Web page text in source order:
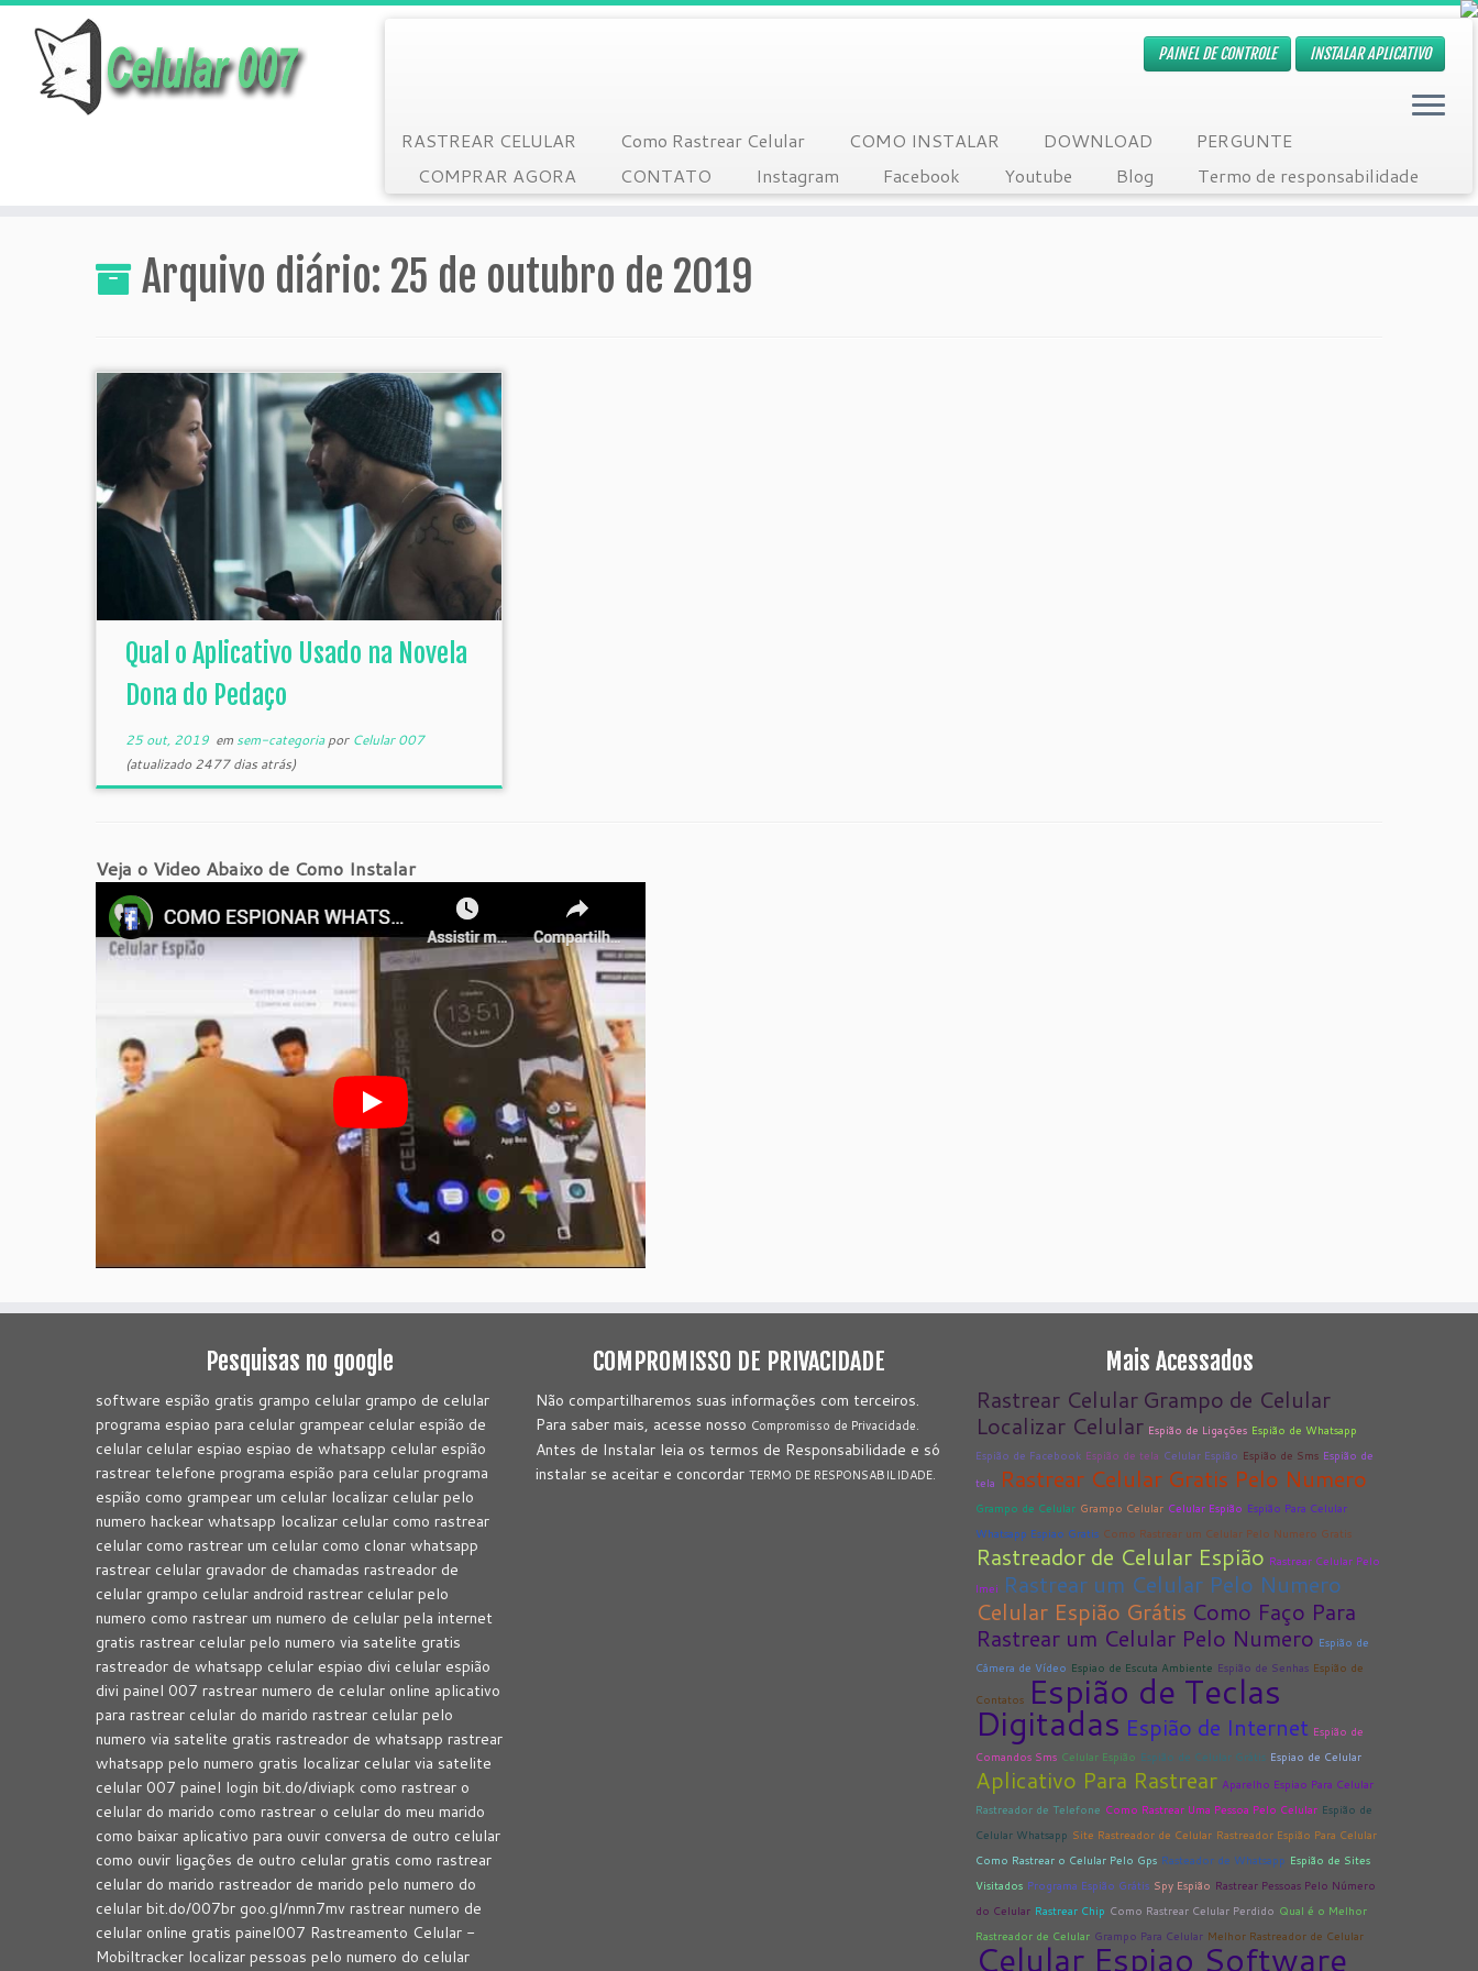
PAINEL DE CONTROLE INSTALAR APLICATIVO
RASTREAR CELULAR Como Rastrear Celular COMO INSTALAR DOWNLOAD
PERGUNTE
COMPRAR AGORA
CONTATO Instagram Facebook Youtube Blog Termo de responsabilidade
Arquivo diário: 25 de outubro de 2019
Qual o Aplicativo Usado na Novela
Dona do Pedaço
25 out, 2019em sem-categoriapor Celular 007
(atualizado 2477 dias atrás)
Veja o Video Abaixo de Como Instalar
Pesquisas no google
software espião gratis grampo celular grampo de celular
programa espiao para celular grampear celular espião de
celular celular espiao espiao de whatsapp celular espião
rastrear telefone programa espião para celular programa
espião como grampear um celular localizar celular pelo
numero hackear whatsapp localizar celular como rastrear
celular como rastrear um celular como clonar whatsapp
rastrear celular gravador de chamadas rastreador de
celular grampo celular android rastrear celular pelo
numero como rastrear um numero de celular pela internet
gratis rastrear celular pelo numero via satelite gratis
rastreador de whatsapp celular espiao divi celular espião
divi painel 007 rastrear numero de celular online aplicativo
para rastrear celular do marido rastrear celular pelo
numero via satelite gratis rastreador de whatsapp rastrear
whatsapp pelo numero gratis localizar celular via satelite
celular 007 painel login bit.do/diviapk como rastrear o
celular do marido como rastrear o celular do meu marido
como baixar aplicativo para ouvir conversa de outro celular
como ouvir ligações de outro celular gratis como rastrear
celular do marido rastreador de marido pelo numero do
celular bit.do/007br goo.gl/nmn7mv rastrear numero de
celular online gratis painel007 Rastreamento Celular -
Mobiltracker localizar pessoas pelo numero do celular
COMPROMISSO DE PRIVACIDADE
Não compartilharemos suas informações com terceiros.
Para saber mais, acesse nosso Compromisso de Privacidade.
Antes de Instalar leia os termos de Responsabilidade e só
instalar se aceitar e concordar TERMO DE RESPONSABILIDADE.
Mais Acessados
Rastrear Celular Grampo de Celular
Localizar Celular Espião de Ligações Espião de Whatsapp
Espião de Facebook Espião de tela Celular Espião Espião de Sms Espião de
tela Rastrear Celular Gratis Pelo Numero
Grampo de Celular Grampo Celular Celular Espião Espião Para Celular
Whatsapp Espiao Gratis Como Rastrear um Celular Pelo Numero Gratis
Rastreador de Celular Espião Rastrear Celular Pelo
Imei Rastrear um Celular Pelo Numero
Celular Espião Grátis Como Faço Para
Rastrear um Celular Pelo Numero Espião de
Câmera de Vídeo Espiao de Escuta Ambiente Espião de Senhas Espião de
Contatos Espião de Teclas
Digitadas Espião de Internet Espião de
Comandos Sms Celular Espião Espião de Celular Grátis Espiao de Celular
Aplicativo Para Rastrear Aparelho Espiao Para Celular
Rastreador de Telefone Como Rastrear Uma Pessoa Pelo Celular Espião de
Celular Whatsapp Site Rastreador de Celular Rastreador Espião Para Celular
Como Rastrear o Celular Pelo Gps Rasteador de Whatsapp Espião de Sites
Visitados Programa Espião Grátis Spy Espião Rastrear Pessoas Pelo Número
do Celular Rastrear Chip Como Rastrear Celular Perdido Qual é o Melhor
Rastreador de Celular Grampo Para Celular Melhor Rastreador de Celular
Celular Espiao Software